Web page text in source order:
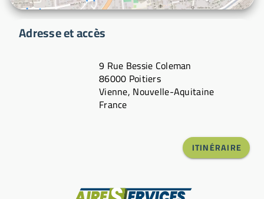
Adresse et accès
9 Rue Bessie Coleman
86000 Poitiers
Vienne, Nouvelle-Aquitaine
France
ITINÉRAIRE